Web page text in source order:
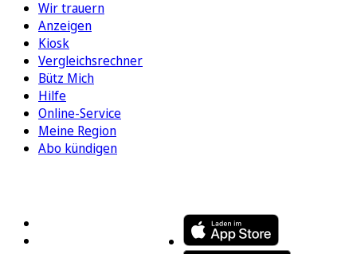
Wir trauern
Anzeigen
Kiosk
Vergleichsrechner
Bütz Mich
Hilfe
Online-Service
Meine Region
Abo kündigen